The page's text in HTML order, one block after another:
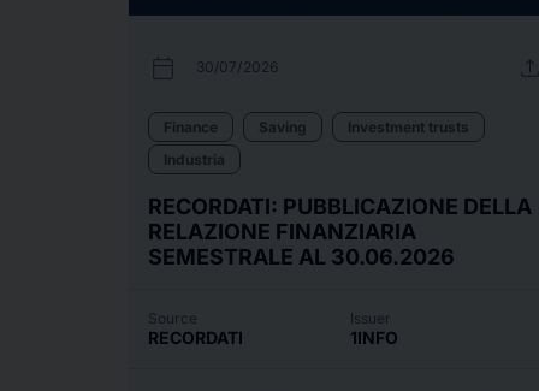
calendar_today 30/07/2026
Finance Saving
Investment trusts
Industria
RECORDATI: PUBBLICAZIONE DELLA
RELAZIONE FINANZIARIA
SEMESTRALE AL 30.06.2026
Source
RECORDATI
Issuer
1INFO